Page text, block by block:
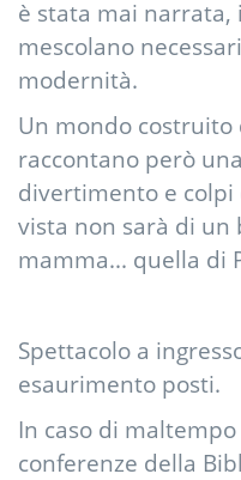
è stata mai narrata,
mescolano
modernità.
Un mondo costruito
raccontano però
divertimento e colpi
vista non sarà di un
mamma... quella di
Spettacolo a
esaurimento posti.
In caso di
conferenze della